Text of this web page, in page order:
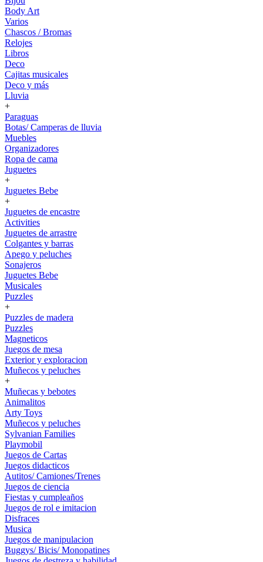
Body Art
Varios
Chascos / Bromas
Relojes
Libros
Deco
Cajitas musicales
Deco y más
Lluvia
+
Paraguas
Botas/ Camperas de lluvia
Muebles
Organizadores
Ropa de cama
Juguetes
+
Juguetes Bebe
+
Juguetes de encastre
Activities
Juguetes de arrastre
Colgantes y barras
Apego y peluches
Sonajeros
Juguetes Bebe
Musicales
Puzzles
+
Puzzles de madera
Puzzles
Magneticos
Juegos de mesa
Exterior y exploracion
Muñecos y peluches
+
Muñecas y bebotes
Animalitos
Arty Toys
Muñecos y peluches
Sylvanian Families
Playmobil
Juegos de Cartas
Juegos didacticos
Autitos/ Camiones/Trenes
Juegos de ciencia
Fiestas y cumpleaños
Juegos de rol e imitacion
Disfraces
Musica
Juegos de manipulacion
Buggys/ Bicis/ Monopatines